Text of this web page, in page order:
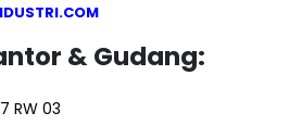
& Gudang:
RW 03